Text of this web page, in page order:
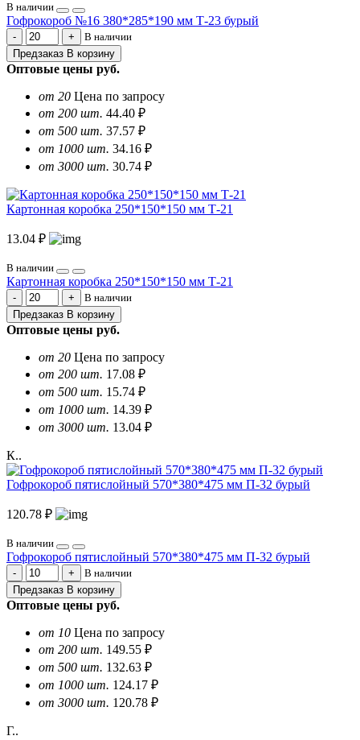
В наличии
Гофрокороб №16 380*285*190 мм Т-23 бурый
В наличии
Предзаказ В корзину
Оптовые цены руб.
от 20 Цена по запросу
от 200 шт. 44.40 ₽
от 500 шт. 37.57 ₽
от 1000 шт. 34.16 ₽
от 3000 шт. 30.74 ₽
Картонная коробка 250*150*150 мм Т-21
13.04 ₽
В наличии
Картонная коробка 250*150*150 мм Т-21
В наличии
Предзаказ В корзину
Оптовые цены руб.
от 20 Цена по запросу
от 200 шт. 17.08 ₽
от 500 шт. 15.74 ₽
от 1000 шт. 14.39 ₽
от 3000 шт. 13.04 ₽
К..
Гофрокороб пятислойный 570*380*475 мм П-32 бурый
120.78 ₽
В наличии
Гофрокороб пятислойный 570*380*475 мм П-32 бурый
В наличии
Предзаказ В корзину
Оптовые цены руб.
от 10 Цена по запросу
от 200 шт. 149.55 ₽
от 500 шт. 132.63 ₽
от 1000 шт. 124.17 ₽
от 3000 шт. 120.78 ₽
Г..